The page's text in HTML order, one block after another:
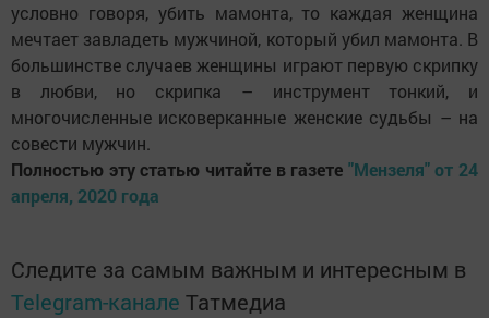
условно говоря, убить мамонта, то каждая женщина
мечтает завладеть мужчиной, который убил мамонта. В
большинстве случаев женщины играют первую скрипку
в любви, но скрипка – инструмент тонкий, и
многочисленные исковерканные женские судьбы – на
совести мужчин.
Полностью эту статью читайте в газете "Мензеля" от 24
апреля, 2020 года
Следите за самым важным и интересным в
Telegram-канале Татмедиа